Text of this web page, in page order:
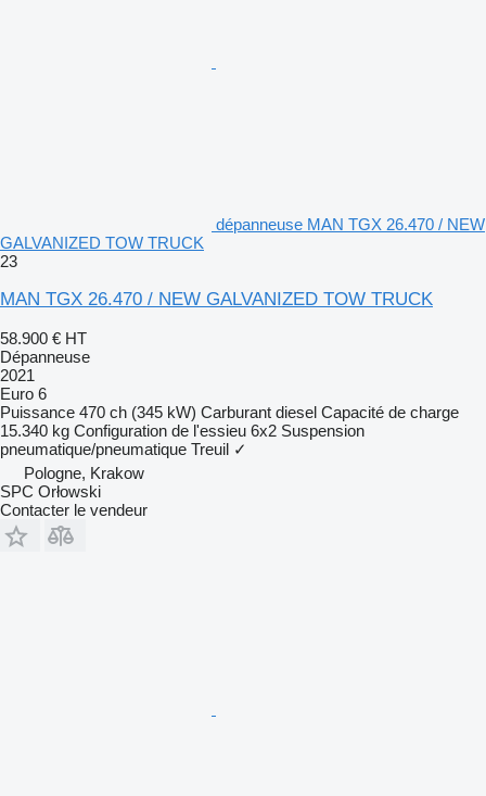
dépanneuse MAN TGX 26.470 / NEW
GALVANIZED TOW TRUCK
23
MAN TGX 26.470 / NEW GALVANIZED TOW TRUCK
58.900 € HT
Dépanneuse
2021
Euro 6
Puissance 470 ch (345 kW) Carburant diesel Capacité de charge
15.340 kg Configuration de l'essieu 6x2 Suspension
pneumatique/pneumatique Treuil ✓
Pologne, Krakow
SPC Orłowski
Contacter le vendeur